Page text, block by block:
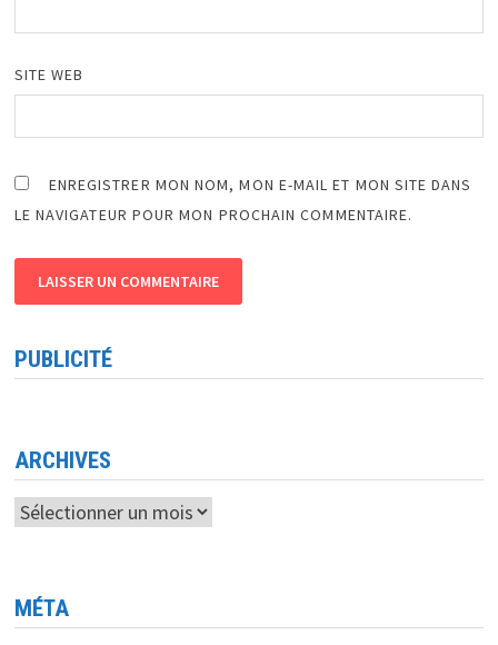
SITE WEB
ENREGISTRER MON NOM, MON E-MAIL ET MON SITE DANS
LE NAVIGATEUR POUR MON PROCHAIN COMMENTAIRE.
PUBLICITÉ
ARCHIVES
Archives
MÉTA